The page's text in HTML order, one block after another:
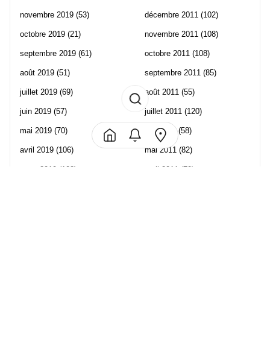
novembre 2019 (53)
octobre 2019 (21)
septembre 2019 (61)
août 2019 (51)
juillet 2019 (69)
juin 2019 (57)
mai 2019 (70)
avril 2019 (106)
mars 2019 (102)
décembre 2011 (102)
novembre 2011 (108)
octobre 2011 (108)
septembre 2011 (85)
août 2011 (55)
juillet 2011 (120)
juin 2011(58)
mai 2011 (82)
avril 2011 (70)